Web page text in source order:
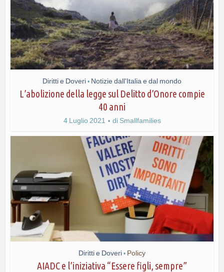
Diritti e Doveri • Notizie dall'Italia e dal mondo
L’abolizione della legge sul Delitto d’Onore compie
40 anni
4 Luglio 2021 di Smallfamilies
Diritti e Doveri • Policy
AIADC e l’iniziativa “Essere figli, sempre”